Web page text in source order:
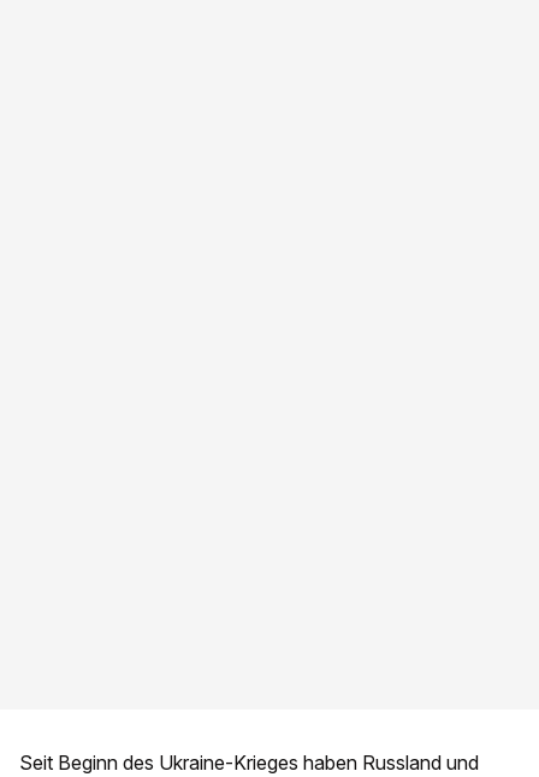
Seit Beginn des Ukraine-Krieges haben Russland und